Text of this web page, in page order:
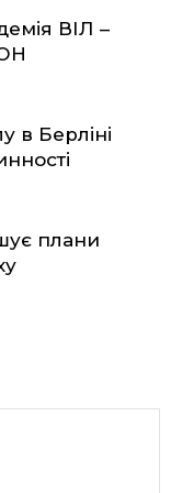
ВІЛ –
в Берліні
плани